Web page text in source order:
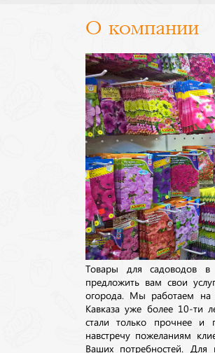
О компании
Товары для садоводов в
предложить вам свои
огорода. Мы работаем на
Кавказа уже более 10-ти
стали только прочнее и
навстречу пожеланиям
Ваших потребностей. Для